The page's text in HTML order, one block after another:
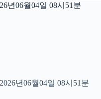
년06월04일 08시51분
년06월04일 08시51분